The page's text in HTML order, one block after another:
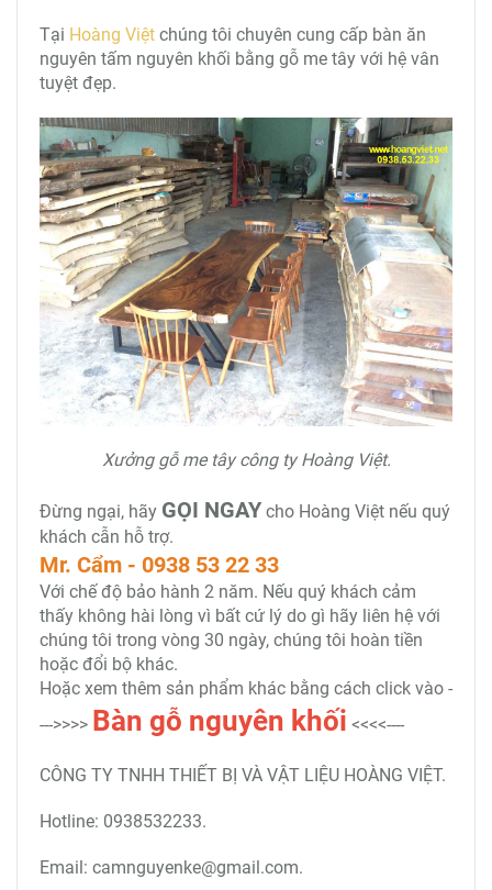
Tại Hoàng Việt chúng tôi chuyên cung cấp bàn ăn
nguyên tấm nguyên khối bằng gỗ me tây với hệ vân
tuyệt đẹp.
Xưởng gỗ me tây công ty Hoàng Việt.
Đừng ngại, hãy GỌI NGAY cho Hoàng Việt nếu quý
khách cẫn hỗ trợ.
Mr. Cẩm - 0938 53 22 33
Với chế độ bảo hành 2 năm. Nếu quý khách cảm
thấy không hài lòng vì bất cứ lý do gì hãy liên hệ với
chúng tôi trong vòng 30 ngày, chúng tôi hoàn tiền
hoặc đổi bộ khác.
Hoặc xem thêm sản phẩm khác bằng cách click vào -
--->>>> Bàn gỗ nguyên khối <<<<----
CÔNG TY TNHH THIẾT BỊ VÀ VẬT LIỆU HOÀNG VIỆT.
Hotline: 0938532233.
Email: camnguyenke@gmail.com.